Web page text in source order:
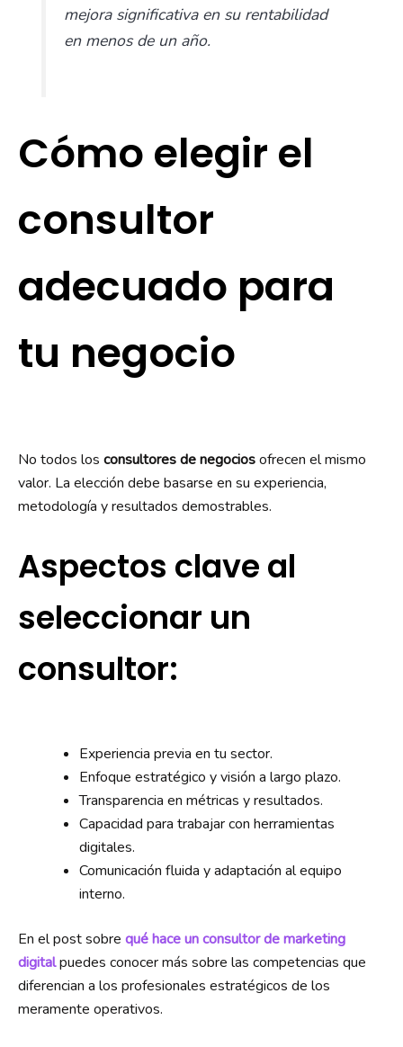
mejora significativa en su rentabilidad
en menos de un año.
Cómo elegir el
consultor
adecuado para
tu negocio
No todos los consultores de negociosofrecen el mismo
valor. La elección debe basarse en su experiencia,
metodología y resultados demostrables.
Aspectos clave al
seleccionar un
consultor:
Experiencia previa en tu sector.
Enfoque estratégico y visión a largo plazo.
Transparencia en métricas y resultados.
Capacidad para trabajar con herramientas
digitales.
Comunicación fluida y adaptación al equipo
interno.
En el post sobre qué hace un consultor de marketing
digitalpuedes conocer más sobre las competencias que
diferencian a los profesionales estratégicos de los
meramente operativos.